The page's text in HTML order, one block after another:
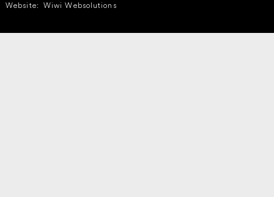
Website: Wiwi Websolutions